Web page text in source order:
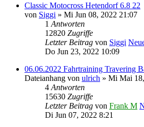
Classic Motocross Hetendorf 6.8 22
von Siggi » Mi Jun 08, 2022 21:07
1 Antworten
12820 Zugriffe
Letzter Beitrag von Siggi
Do Jun 23, 2022 10:09
06.06.2022 Fahrtraining Travering
Dateianhang von ulrich » Mi Mai
4 Antworten
15630 Zugriffe
Letzter Beitrag von Frank M
Di Jun 07, 2022 8:21